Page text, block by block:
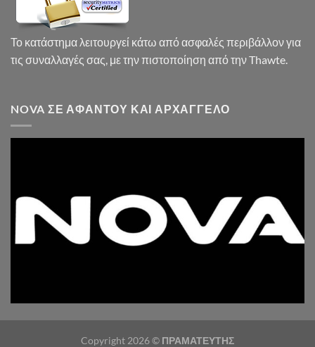
Το κατάστημα λειτουργεί κάτω από ασφαλές περιβάλλον για
τις συναλλαγές σας, με την πιστοποίηση από την Thawte.
NOVA ΣΕ ΑΦΆΝΤΟΥ ΚΑΙ ΑΡΧΆΓΓΕΛΟ
Copyright 2026 © ΠΡΑΜΑΤΕΥΤΗΣ